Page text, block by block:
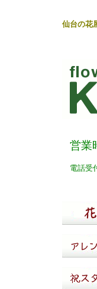
仙台の花
営業
電話受